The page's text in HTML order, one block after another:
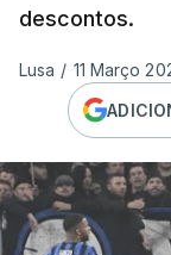
descontos.
Lusa / 11 Março